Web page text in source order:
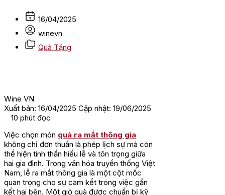
16/04/2025
winevn
Quà Tặng
Wine VN
Xuất bản: 16/04/2025 Cập nhật: 19/06/2025
10 phút đọc
Việc chọn món quà ra mắt thông gia
không chỉ đơn thuần là phép lịch sự mà còn
thể hiện tinh thần hiếu lễ và tôn trọng giữa
hai gia đình. Trong văn hóa truyền thống Việt
Nam, lễ ra mắt thông gia là một cột mốc
quan trọng cho sự cam kết trong việc gắn
kết hai bên. Một giỏ quà được chuẩn bị kỹ